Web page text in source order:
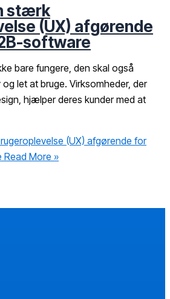
stærk
(UX) afgørende
software
bare fungere, den skal også
let at bruge. Virksomheder, der
hjælper deres kunder med at
(UX) afgørende for
Read More »